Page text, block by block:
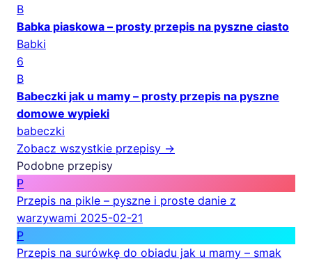
B
Babka piaskowa – prosty przepis na pyszne ciasto
Babki
6
B
Babeczki jak u mamy – prosty przepis na pyszne
domowe wypieki
babeczki
Zobacz wszystkie przepisy →
Podobne przepisy
P
Przepis na pikle – pyszne i proste danie z
warzywami 2025-02-21
P
Przepis na surówkę do obiadu jak u mamy – smak